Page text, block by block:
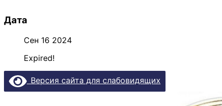
Дата
Сен 16 2024
Expired!
Версия сайта для слабовидящих